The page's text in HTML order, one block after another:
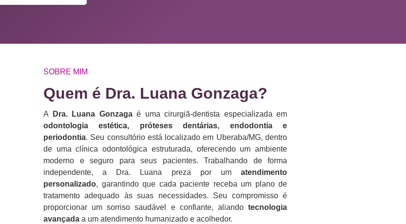
SOBRE MIM
Quem é Dra. Luana Gonzaga?​
A Dra. Luana Gonzagaé uma cirurgiã-dentista especializada em
odontologia estética, próteses dentárias, endodontia e
periodontia. Seu consultório está localizado em Uberaba/MG, dentro
de uma clínica odontológica estruturada, oferecendo um ambiente
moderno e seguro para seus pacientes. Trabalhando de forma
independente, a Dra. Luana preza por um atendimento
personalizado, garantindo que cada paciente receba um plano de
tratamento adequado às suas necessidades. Seu compromisso é
proporcionar um sorriso saudável e confiante, aliando tecnologia
avançada a um atendimento humanizado e acolhedor.